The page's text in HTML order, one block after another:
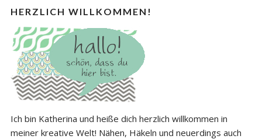
HERZLICH WILLKOMMEN!
Ich bin Katherina und heiße dich herzlich willkommen in
meiner kreative Welt! Nähen, Häkeln und neuerdings auch